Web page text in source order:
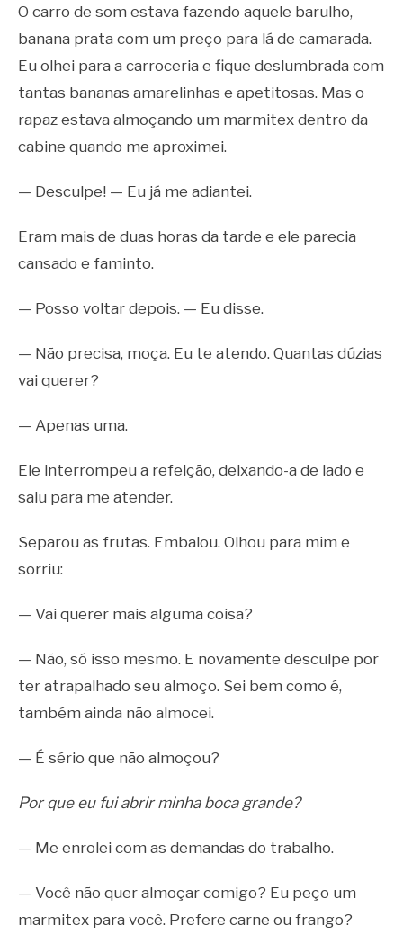
O carro de som estava fazendo aquele barulho,
banana prata com um preço para lá de camarada.
Eu olhei para a carroceria e fique deslumbrada com
tantas bananas amarelinhas e apetitosas. Mas o
rapaz estava almoçando um marmitex dentro da
cabine quando me aproximei.
— Desculpe! — Eu já me adiantei.
Eram mais de duas horas da tarde e ele parecia
cansado e faminto.
— Posso voltar depois. — Eu disse.
— Não precisa, moça. Eu te atendo. Quantas dúzias
vai querer?
— Apenas uma.
Ele interrompeu a refeição, deixando-a de lado e
saiu para me atender.
Separou as frutas. Embalou. Olhou para mim e
sorriu:
— Vai querer mais alguma coisa?
— Não, só isso mesmo. E novamente desculpe por
ter atrapalhado seu almoço. Sei bem como é,
também ainda não almocei.
— É sério que não almoçou?
Por que eu fui abrir minha boca grande?
— Me enrolei com as demandas do trabalho.
— Você não quer almoçar comigo? Eu peço um
marmitex para você. Prefere carne ou frango?